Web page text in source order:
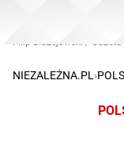
NIEZALEŻNA.PL ›